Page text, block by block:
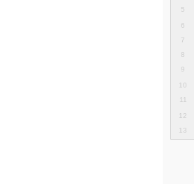
5
6
7
8
9
10
11
12
13